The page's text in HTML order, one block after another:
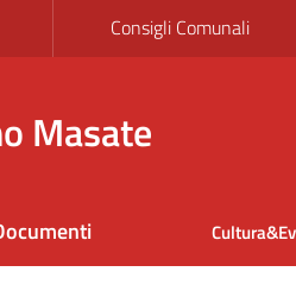
Consigli Comunali
Masate